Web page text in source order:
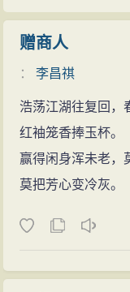
赠商人
：李昌祺
浩荡江湖往复回，
红袖笼香捧玉杯。
赢得闲身浑未老，
莫把芳心变冷灰。